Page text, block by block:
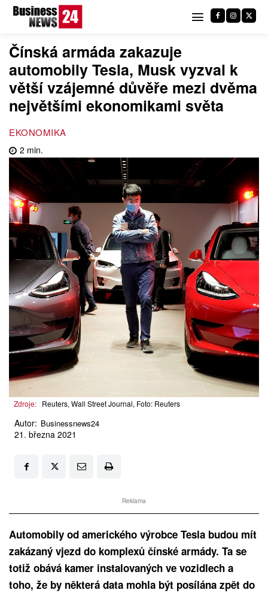
Čínská armáda zakazuje
automobily Tesla, Musk vyzval k
větší vzájemné důvěře mezi dvěma
největšími ekonomikami světa
EKONOMIKA
2 min.
Zdroje: Reuters, Wall Street Journal, Foto: Reuters
Autor: Businessnews24
21. března 2021
Reklama
Automobily od amerického výrobce Tesla budou mít
zakázaný vjezd do komplexů čínské armády. Ta se
totiž obává kamer instalovaných ve vozidlech a
toho, že by některá data mohla být posílána zpět do